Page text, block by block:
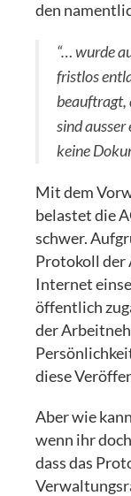
den
“… wurde
fristlos
beauftragt,
sind
keine
Mit dem
belastet die
schwer.
Protokoll der
Internet
öffentlich
der
diese
Aber wie
wenn ihr
dass das